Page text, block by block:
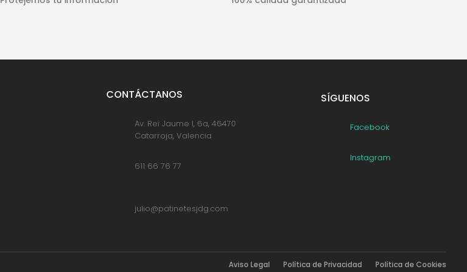
CONTÁCTANOS
Av. Rei Jaume I, 6a, 46470
Catarroja, Valencia
611 66 76 77
julio@patinetesjdg.com
SÍGUENOS
Facebook
Instagram
Aviso Legal Política de Privacidad Política de Cookies